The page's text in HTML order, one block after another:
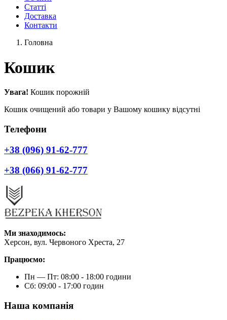
Статті
Доставка
Контакти
Головна
Кошик
Увага! Кошик порожній
Кошик очищений або товари у Вашому кошику відсутні
Телефони
+38 (096) 91-62-777
+38 (066) 91-62-777
Ми знаходимось:
Херсон, вул. Червоного Хреста, 27
Працюємо:
Пн — Пт: 08:00 - 18:00 години
Сб: 09:00 - 17:00 годин
Наша компанія